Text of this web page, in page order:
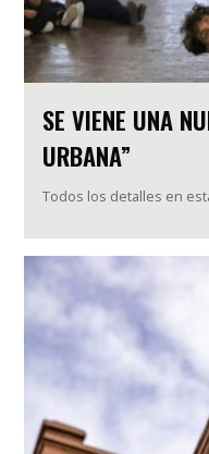
SE VIENE UNA
URBANA”
Todos los detalles en